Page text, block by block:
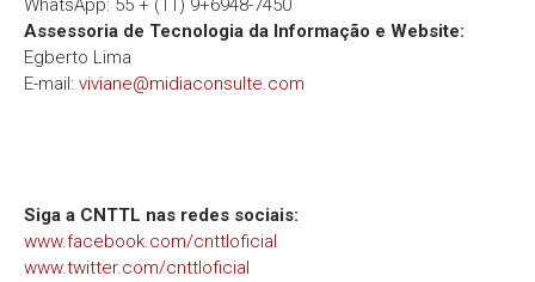
WhatsApp: 55 + (11) 9+6948-7450
Assessoria de Tecnologia da Informação e Website:
Egberto Lima
E-mail: viviane@midiaconsulte.com
Siga a CNTTL nas redes sociais:
www.facebook.com/cnttloficial
www.twitter.com/cnttloficial